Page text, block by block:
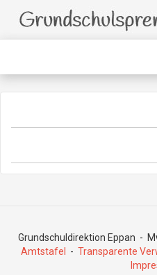
zum
Grundschuldirektion Eppan -
Amtstafel
- Transparente